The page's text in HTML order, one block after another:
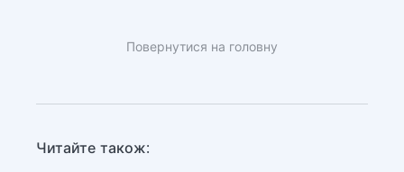
Повернутися на головну
Читайте також: